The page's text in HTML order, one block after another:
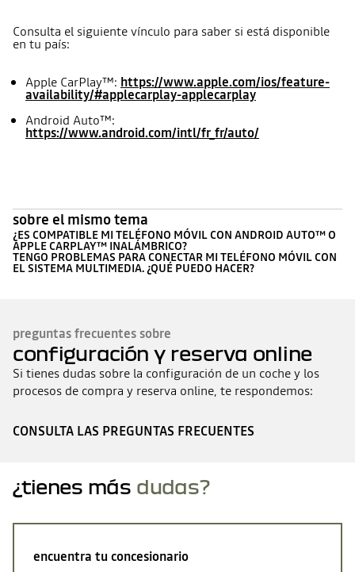
Consulta el siguiente vínculo para saber si está disponible
en tu país:
Apple CarPlay™: https://www.apple.com/ios/feature-
availability/#applecarplay-applecarplay
Android Auto™:
https://www.android.com/intl/fr_fr/auto/
sobre el mismo tema
¿ES COMPATIBLE MI TELÉFONO MÓVIL CON ANDROID AUTO™ O
APPLE CARPLAY™ INALÁMBRICO?
TENGO PROBLEMAS PARA CONECTAR MI TELÉFONO MÓVIL CON
EL SISTEMA MULTIMEDIA. ¿QUÉ PUEDO HACER?
preguntas frecuentes sobre
configuración y reserva online
Si tienes dudas sobre la configuración de un coche y los
procesos de compra y reserva online, te respondemos:
CONSULTA LAS PREGUNTAS FRECUENTES
¿tienes más dudas?
encuentra tu concesionario